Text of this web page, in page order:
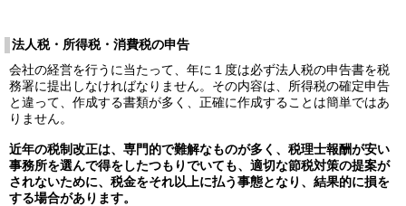
法人税・所得税・消費税の申告
会社の経営を行うに当たって、年に１度は必ず法人税の申告書を税
務署に提出しなければなりません。その内容は、所得税の確定申告
と違って、作成する書類が多く、正確に作成することは簡単ではあ
りません。
近年の税制改正は、専門的で難解なものが多く、税理士報酬が安い
事務所を選んで得をしたつもりでいても、適切な節税対策の提案が
されないために、税金をそれ以上に払う事態となり、結果的に損を
する場合があります。